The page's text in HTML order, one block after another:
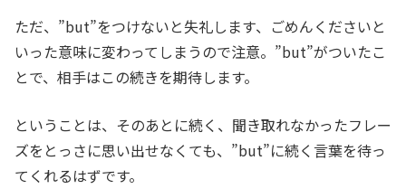
ただ、”but”をつけないと失礼します、ごめんくださいと
いった意味に変わってしまうので注意。”but”がついたこ
とで、相手はこの続きを期待します。
ということは、そのあとに続く、聞き取れなかったフレー
ズをとっさに思い出せなくても、”but”に続く言葉を待っ
てくれるはずです。